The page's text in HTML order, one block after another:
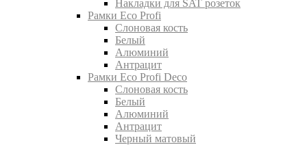
Накладки для SAT розеток
Рамки Eco Profi
Слоновая кость
Белый
Алюминий
Антрацит
Рамки Eco Profi Deco
Слоновая кость
Белый
Алюминий
Антрацит
Черный матовый